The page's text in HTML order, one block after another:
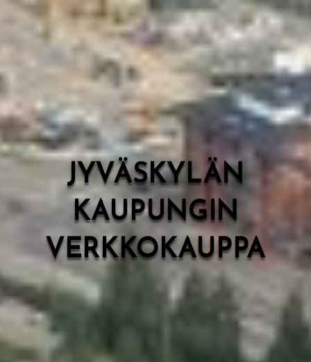
English
JYVÄSKYLÄN
KAUPUNGIN
VERKKOKAUPPA